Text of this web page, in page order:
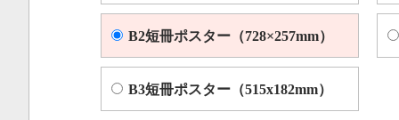
B2短冊ポスター（728×257mm）
B3短冊ポスター（515x182mm）